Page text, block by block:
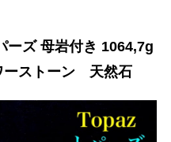
ーズ 母岩付き 1064,7g
ストーン 天然石